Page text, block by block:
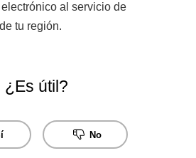
al servicio de
tu región.
¿Es útil?
No